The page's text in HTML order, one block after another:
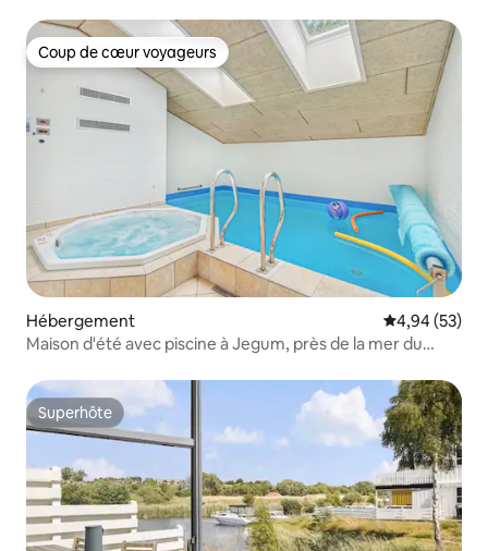
Coup de cœur voyageurs
Coup de cœur voyageurs
Hébergement Évaluation
4,94 (53)
Maison d'été avec piscine à Jegum, près de la mer du
Superhôte
Superhôte